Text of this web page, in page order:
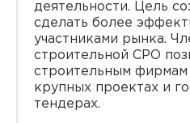
деятельности. Цель
сделать более
участниками рынка.
строительной СРО
строительным фирмам
крупных проектах и
тендерах.